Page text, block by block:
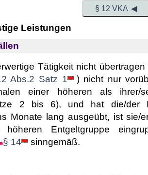
§ 12 VKA ◀
Leistungen
Tätigkeit nicht
Abs.2 Satz 1
) nicht nur
einer höheren als ihrer/
2 bis 6), und hat die/der
Monate lang ausgeübt, ist sie/
Entgeltgruppe
§ 14 sinngemäß.